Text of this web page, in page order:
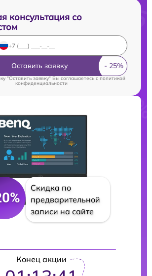
консультация со
Оставить заявку
"Оставить заявку" Вы соглашаетесь cполитикой
конфиденциальности
Скидка по
предварительной
записи на сайте
Конец акции